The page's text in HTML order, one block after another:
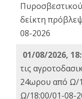
δείκτη
08-2026
01/08/2026,
τις
24ωρου από Ω/
Ω/18:00/01-08-